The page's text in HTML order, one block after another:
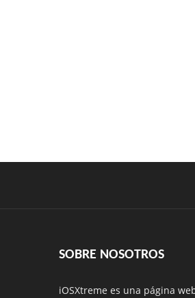
SOBRE NOSOTROS
iOSXtreme es una página